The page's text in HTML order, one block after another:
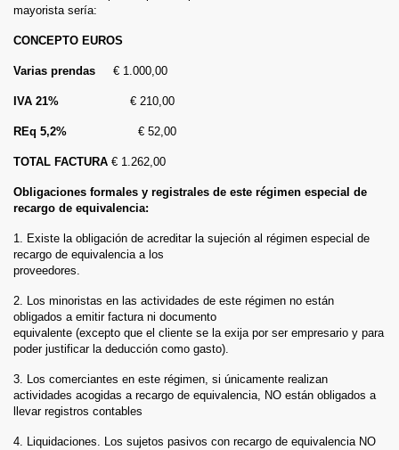
mayorista sería:
CONCEPTO EUROS
Varias prendas € 1.000,00
IVA 21% € 210,00
REq 5,2% € 52,00
TOTAL FACTURA € 1.262,00
Obligaciones formales y registrales de este régimen especial de
recargo de equivalencia:
1. Existe la obligación de acreditar la sujeción al régimen especial de
recargo de equivalencia a los
proveedores.
2. Los minoristas en las actividades de este régimen no están
obligados a emitir factura ni documento
equivalente (excepto que el cliente se la exija por ser empresario y para
poder justificar la deducción como gasto).
3. Los comerciantes en este régimen, si únicamente realizan
actividades acogidas a recargo de equivalencia, NO están obligados a
llevar registros contables
4. Liquidaciones. Los sujetos pasivos con recargo de equivalencia NO